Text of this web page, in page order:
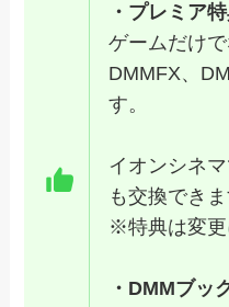
・プレミア
ゲームだけで
DMMFX、
す。
イオンシネ
も交換できま
※特典は変更
・DMMブッ